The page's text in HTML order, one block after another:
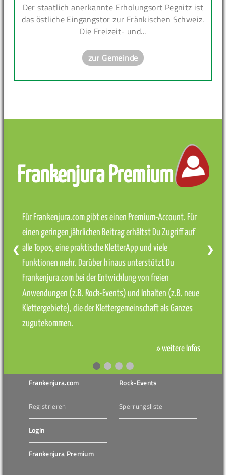
Der staatlich anerkannte Erholungsort Pegnitz ist
das östliche Eingangstor zur Fränkischen Schweiz.
Die Freizeit- und...
zur Gemeinde
Frankenjura Premium
Für Frankenjura.com gibt es einen Premium-Account. Für
einen geringen jährlichen Beitrag erhältst Du Zugriff auf
alle Topos, eine praktische KletterApp und viele
Funktionen mehr. Darüber hinaus unterstützt Du
Frankenjura.com bei der Entwicklung von freien
Anwendungen (z.B. Rock-Events) und Inhalten (z.B. neue
Klettergebiete), die der Klettergemeinschaft als Ganzes
zugutekommen.
» weitere Infos
❮ ❯
Frankenjura.com
Registrieren
Login
Frankenjura Premium
Rock-Events
Sperrungsliste